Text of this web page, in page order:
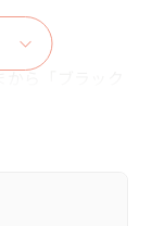
ら「ブラック
お手配はゲス